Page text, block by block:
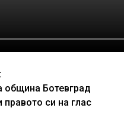
община Ботевград
си на глас